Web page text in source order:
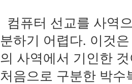
컴퓨터 선교를 사역
분하기 어렵다. 이것
의 사역에서 기인한
처음으로 구분한 박